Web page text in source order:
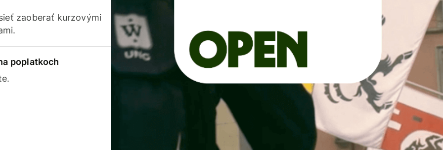
zaoberať kurzovými
poplatkoch